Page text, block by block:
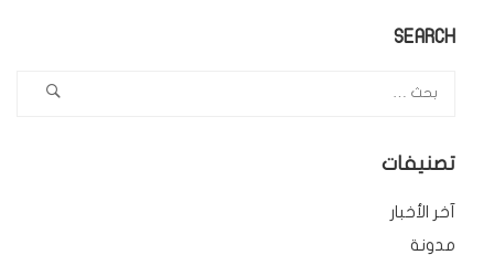
SEARCH
تصنيفات
آخر الأخبار
مدونة